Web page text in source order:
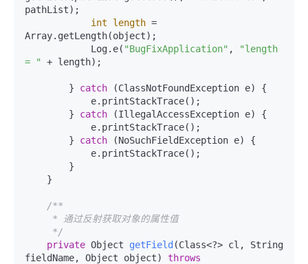
pathList);
int
length =
Array.getLength(object);
            Log.e(
"BugFixApplication" ,
"length
= "
+ length);
        }
catch (ClassNotFoundException e) {
        }
catch (IllegalAccessException e) {
        }
catch (NoSuchFieldException e) {
/**
     */
private Object getField (Class<?> cl, String
fieldName, Object object)
throws